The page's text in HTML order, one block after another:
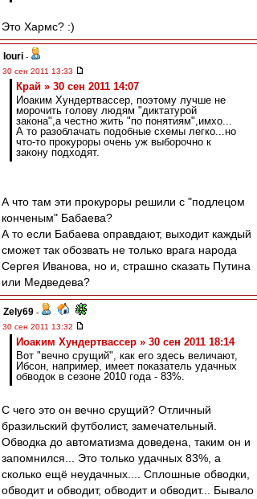
Это Хармс? :)
Iouri -
30 сен 2011 13:33
Край » 30 сен 2011 14:07
Иоаким Хундертвассер, поэтому лучше не
морочить голову людям "диктатурой
закона",а честно жить "по понятиям",имхо...
А то разоблачать подобные схемы легко...но
что-то прокуроры очень уж выборочно к
закону подходят.
А что там эти прокуроры решили с "подлецом
конченым" Бабаева?
А то если Бабаева оправдают, выходит каждый
сможет так обозвать не только врага народа
Сергея Иванова, но и, страшно сказать Путина
или Медведева?
Zely69 -
30 сен 2011 13:32
Иоаким Хундертвассер » 30 сен 2011 18:14
Вот "вечно срущий", как его здесь величают,
Ибсон, например, имеет показатель удачных
обводок в сезоне 2010 года - 83%.
С чего это он вечно срущий? Отличный
бразильский футболист, замечательный.
Обводка до автоматизма доведена, таким он и
запомнился... Это только удачных 83%, а
сколько ещё неудачных.... Сплошные обводки,
обводит и обводит, обводит и обводит... Бывало